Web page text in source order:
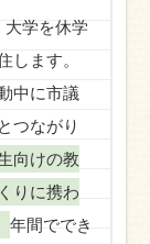
大学を休学
します。
中に市議
つながり
向けの教
りに携わ
年間ででき